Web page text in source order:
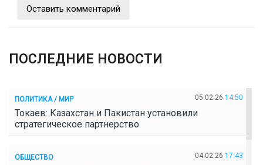
Оставить комментарий
ПОСЛЕДНИЕ НОВОСТИ
ПОЛИТИКА / МИР 05.02.26 14:50
Токаев: Казахстан и Пакистан установили
стратегическое партнерство
ОБЩЕСТВО 04.02.26 17:43